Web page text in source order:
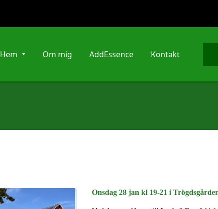
Hem Om mig AddEssence Kontakt
Onsdag 28 jan kl 19-21 i